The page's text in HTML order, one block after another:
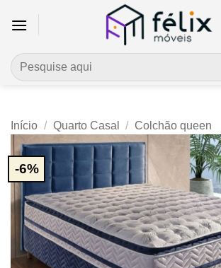
Pesquisar
por:
Início / Quarto Casal / Colchão queen
-6%